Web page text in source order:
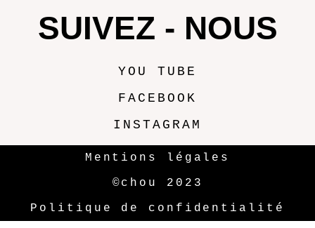
SUIVEZ - NOUS
YOU TUBE
FACEBOOK
INSTAGRAM
Mentions légales
©chou 2023
Politique de confidentialité